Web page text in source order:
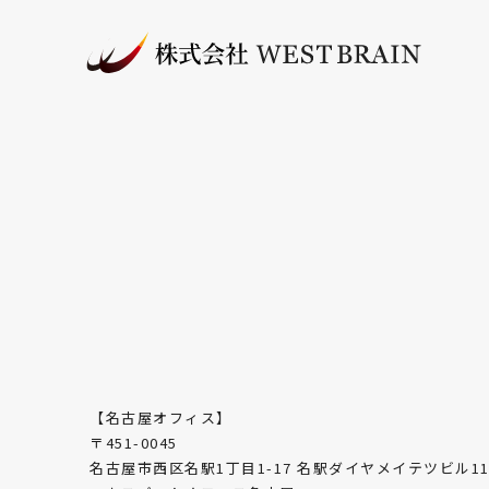
【名古屋オフィス】
〒451-0045
名古屋市西区名駅1丁目1-17 名駅ダイヤメイテツビル